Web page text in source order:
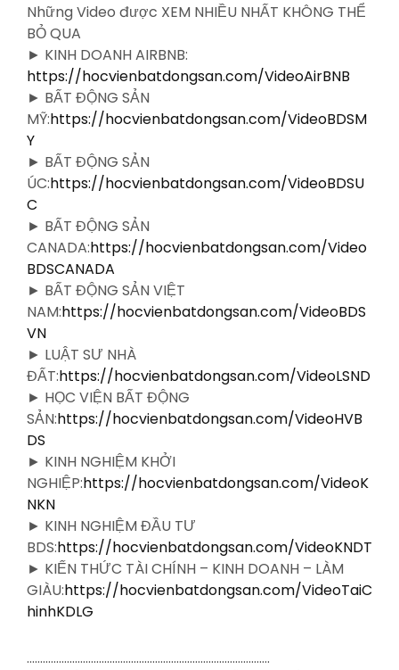
Những Video được XEM NHIỀU NHẤT KHÔNG THỂ
BỎ QUA
► KINH DOANH AIRBNB:
https://hocvienbatdongsan.com/VideoAirBNB
► BẤT ĐỘNG SẢN
MỸ:https://hocvienbatdongsan.com/VideoBDSM
Y
► BẤT ĐỘNG SẢN
ÚC:https://hocvienbatdongsan.com/VideoBDSU
C
► BẤT ĐỘNG SẢN
CANADA:https://hocvienbatdongsan.com/Video
BDSCANADA
► BẤT ĐỘNG SẢN VIỆT
NAM:https://hocvienbatdongsan.com/VideoBDS
VN
► LUẬT SƯ NHÀ
ĐẤT:https://hocvienbatdongsan.com/VideoLSND
► HỌC VIỆN BẤT ĐỘNG
SẢN:https://hocvienbatdongsan.com/VideoHVB
DS
► KINH NGHIỆM KHỞI
NGHIỆP:https://hocvienbatdongsan.com/VideoK
NKN
► KINH NGHIỆM ĐẦU TƯ
BDS:https://hocvienbatdongsan.com/VideoKNDT
► KIẾN THỨC TÀI CHÍNH – KINH DOANH – LÀM
GIÀU:https://hocvienbatdongsan.com/VideoTaiC
hinhKDLG
……………………………………………………………………………….